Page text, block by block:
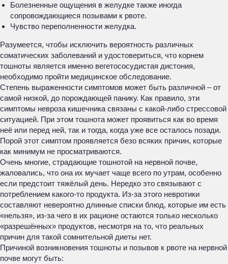
Болезненные ощущения в желудке также иногда
сопровождающиеся позывами к рвоте.
Чувство переполненности желудка.
Разумеется, чтобы исключить вероятность различных
соматических заболеваний и удостовериться, что корнем
тошноты является именно вегетососудистая дистония,
необходимо пройти медицинское обследование.
Степень выраженности симптомов может быть различной – от
самой низкой, до порождающей панику. Как правило, эти
симптомы невроза кишечника связаны с какой-либо стрессовой
ситуацией. При этом тошнота может проявиться как во время
неё или перед ней, так и тогда, когда уже все осталось позади.
Порой этот симптом проявляется безо всяких причин, которые
как минимум не просматриваются.
Очень многие, страдающие тошнотой на нервной почве,
жаловались, что она их мучает чаще всего по утрам, особенно
если предстоит тяжёлый день. Нередко это связывают с
потреблением какого-то продукта. Из-за этого невротики
составляют невероятно длинные списки блюд, которые им есть
«нельзя», из-за чего в их рационе остаются только несколько
«разрешённых» продуктов, несмотря на то, что реальных
причин для такой сомнительной диеты нет.
Причиной возникновения тошноты и позывов к рвоте на нервной
почве могут быть: